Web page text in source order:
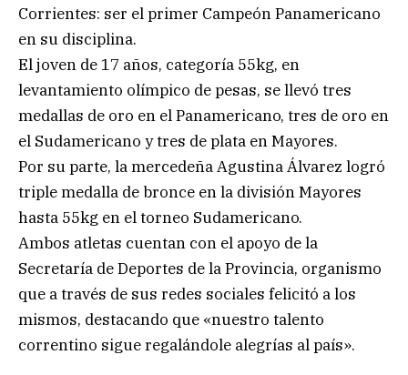
Corrientes: ser el primer Campeón Panamericano
en su disciplina.
El joven de 17 años, categoría 55kg, en
levantamiento olímpico de pesas, se llevó tres
medallas de oro en el Panamericano, tres de oro en
el Sudamericano y tres de plata en Mayores.
Por su parte, la mercedeña Agustina Álvarez logró
triple medalla de bronce en la división Mayores
hasta 55kg en el torneo Sudamericano.
Ambos atletas cuentan con el apoyo de la
Secretaría de Deportes de la Provincia, organismo
que a través de sus redes sociales felicitó a los
mismos, destacando que «nuestro talento
correntino sigue regalándole alegrías al país».